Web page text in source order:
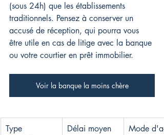
(sous 24h) que les établissements
traditionnels. Pensez à conserver un
accusé de réception, qui pourra vous
être utile en cas de litige avec la banque
ou votre courtier en prêt immobilier.
Voir la banque la moins chère
Type
Délai moyen Mode